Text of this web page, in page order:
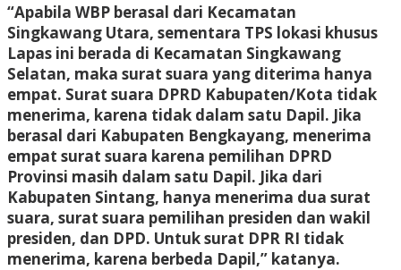
“Apabila WBP berasal dari Kecamatan
Singkawang Utara, sementara TPS lokasi khusus
Lapas ini berada di Kecamatan Singkawang
Selatan, maka surat suara yang diterima hanya
empat. Surat suara DPRD Kabupaten/Kota tidak
menerima, karena tidak dalam satu Dapil. Jika
berasal dari Kabupaten Bengkayang, menerima
empat surat suara karena pemilihan DPRD
Provinsi masih dalam satu Dapil. Jika dari
Kabupaten Sintang, hanya menerima dua surat
suara, surat suara pemilihan presiden dan wakil
presiden, dan DPD. Untuk surat DPR RI tidak
menerima, karena berbeda Dapil,” katanya.